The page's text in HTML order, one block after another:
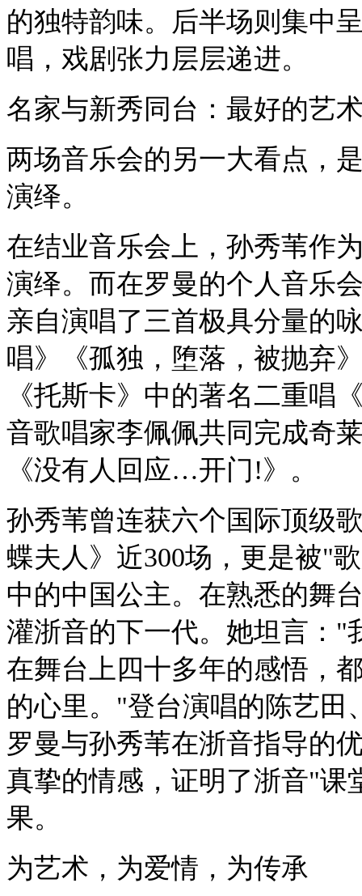
的独特韵味。后半场则集中
唱，戏剧张力层层递进。
名家与新秀同台：最好的艺
两场音乐会的另一大看点，
演绎。
在结业音乐会上，孙秀苇作
演绎。而在罗曼的个人音乐
亲自演唱了三首极具分量的
唱》《孤独，堕落，被抛弃
《托斯卡》中的著名二重唱
音歌唱家李佩佩共同完成奇
《没有人回应…开门!》。
孙秀苇曾连获六个国际顶级
蝶夫人》近300场，更是被"
中的中国公主。在熟悉的舞
灌浙音的下一代。她坦言："
在舞台上四十多年的感悟，
的心里。"登台演唱的陈艺田
罗曼与孙秀苇在浙音指导的
真挚的情感，证明了浙音"课
果。
为艺术，为爱情，为传承